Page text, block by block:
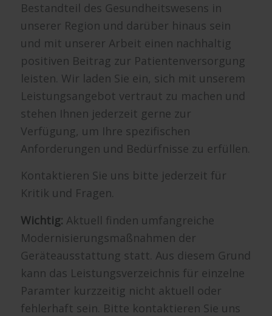
Bestandteil des Gesundheitswesens in
unserer Region und darüber hinaus sein
und mit unserer Arbeit einen nachhaltig
positiven Beitrag zur Patientenversorgung
leisten. Wir laden Sie ein, sich mit unserem
Leistungsangebot vertraut zu machen und
stehen Ihnen jederzeit gerne zur
Verfügung, um Ihre spezifischen
Anforderungen und Bedürfnisse zu erfüllen.
Kontaktieren Sie uns bitte jederzeit für
Kritik und Fragen.
Wichtig: Aktuell finden umfangreiche
Modernisierungsmaßnahmen der
Geräteausstattung statt. Aus diesem Grund
kann das Leistungsverzeichnis für einzelne
Paramter kurzzeitig nicht aktuell oder
fehlerhaft sein. Bitte kontaktieren Sie uns